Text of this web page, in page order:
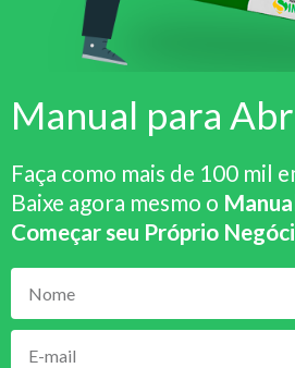
Manual para
Faça como mais de 100 mil
Baixe agora mesmo o
Começar seu Próprio